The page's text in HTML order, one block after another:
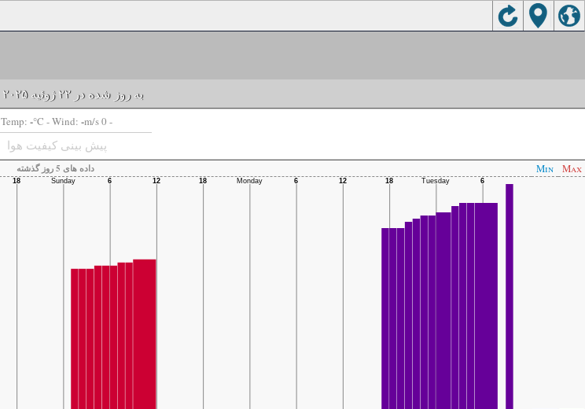
به روز شده در ۲۲ ژوئیه ۲۰۲۵ ۱۰:۰۰
Temp: -°C - Wind: -m/s 0 -
پیش بینی کیفیت هوا
داده های 5 روز گذشته Min Max